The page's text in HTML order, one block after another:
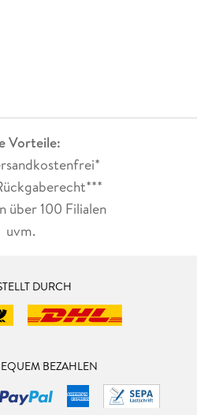
Vorteile:
über 100 Filialen
uvm.
DURCH
BEZAHLEN